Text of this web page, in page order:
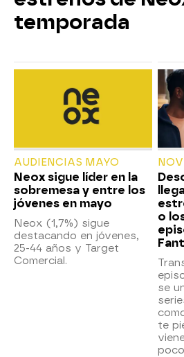
temporada
AUDIENCIAS MAYO
Neox sigue líder en la
sobremesa y entre los
jóvenes en mayo
Neox (1,7%) sigue
destacando en jóvenes,
25-44 años y Target
Comercial.
o
se
te